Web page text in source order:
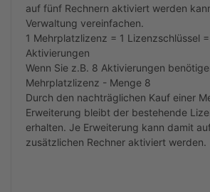
auf fünf Rechnern aktiviert werden
Verwaltung vereinfachen.
1 Mehrplatzlizenz = 1 Lizenzschlüssel
Aktivierungen
Wenn Sie z.B. 8 Aktivierungen
Mehrplatzlizenz - Menge 8
Durch den nachträglichen Kauf einer
Erweiterung bleibt der bestehende
erhalten. Je Erweiterung kann damit
zusätzlichen Rechner aktiviert werden.